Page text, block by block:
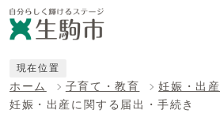
現在位置
ホーム 子育て・教育
妊娠・出産
妊娠・出産に関する届出・手続き